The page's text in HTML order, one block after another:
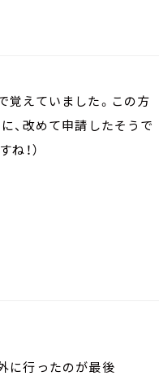
覚えていました。この方
、改めて申請したそうで
！）
に行ったのが最後